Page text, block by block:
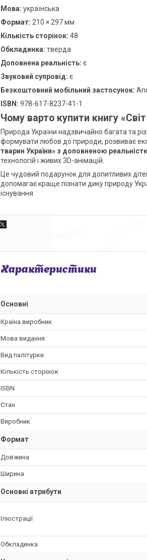
Мова: українська
Формат: 210 × 297 мм
Кількість сторінок: 48
Обкладинка: тверда
Доповнена реальність: є
Звуковий супровід: є
Безкоштовний мобільний застосунок:
ISBN: 978-617-8237-41-1
Чому варто купити книгу
Природа України надзвичайно багата та
формувати любов до природи, розвиває
тварин України» з доповненою
технологій і живих 3D-анімацій.
Це чудовий подарунок для допитливих
допомагає краще пізнати дику природу
існування.
Характеристики
Основні
Країна виробник
Мова видання
Вид палітурки
Кількість сторінок
ISBN
Стан
Виробник
Формат
Довжина
Ширина
Основні атрибути
Ілюстрації
Обкладинка